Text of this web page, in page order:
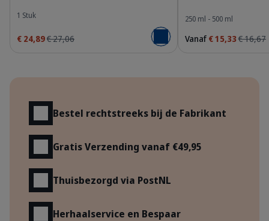
1 Stuk
€ 24,89€ 27,06 Voeg toe aan winkelmandje
250 ml - 500 ml
Vanaf € 15,33€ 16,67
Bestel rechtstreeks bij de Fabrikant
Gratis Verzending vanaf €49,95
Thuisbezorgd via PostNL
Herhaalservice en Bespaar